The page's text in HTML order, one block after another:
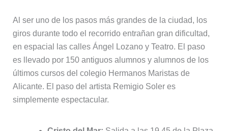
Al ser uno de los pasos más grandes de la ciudad, los
giros durante todo el recorrido entrañan gran dificultad,
en espacial las calles Ángel Lozano y Teatro. El paso
es llevado por 150 antiguos alumnos y alumnos de los
últimos cursos del colegio Hermanos Maristas de
Alicante. El paso del artista Remigio Soler es
simplemente espectacular.